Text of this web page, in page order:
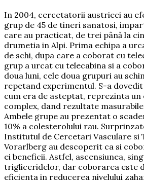
In 2004, cercetatorii austrieci au
grup de 45 de tineri sanatosi,
care au practicat, de trei până la
drumetia in Alpi. Prima echipa a
de schi, dupa care a coborat cu
grup a urcat cu telecabina si a
doua luni, cele doua grupuri au
repetand experimentul. S-a
cum era de asteptat, reprezinta un
complex, dand rezultate
Ambele grupe au prezentat o
10% a colesterolului rau.
Institutul de Cercetari Vasculare si
Vorarlberg au descoperit ca si
ei beneficii. Astfel, ascensiunea,
trigliceridelor, dar coborarea este
eficienta in reducerea nivelului